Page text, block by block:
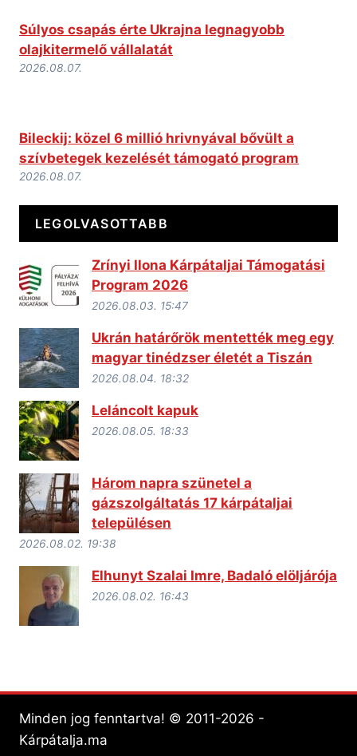
Súlyos csapás érte Ukrajna legnagyobb
olajkitermelő vállalatát
2026.08.07.
Bileckij: közel 6 millió hrivnyával bővült a
szívbetegek kezelését támogató program
2026.08.07.
LEGOLVASOTTABB
Zrínyi Ilona Kárpátaljai Támogatási
Program 2026
2026.08.03. 15:47
Ukrán határőrök mentették meg egy
magyar tinédzser életét a Tiszán
2026.08.04. 18:32
Leláncolt kapuk
2026.08.05. 18:33
Három napra szünetel a
gázszolgáltatás 17 kárpátaljai
településen
2026.08.02. 19:38
Elhunyt Szalai Imre, Badaló elöljárója
2026.08.02. 16:43
Minden jog fenntartva! © 2011-2026 -
Kárpátalja.ma